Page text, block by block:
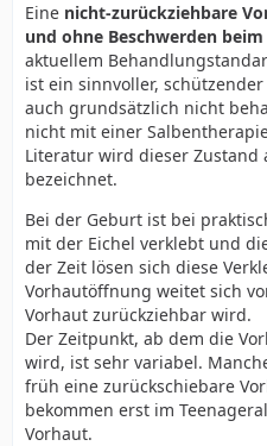
Eine nicht-zurückziehbare
und ohne Beschwerden
aktuellem
ist ein sinnvoller,
auch grundsätzlich nicht
nicht mit einer
Literatur wird dieser Zustand
bezeichnet.
Bei der Geburt ist bei
mit der Eichel verklebt und
der Zeit lösen sich diese
Vorhautöffnung weitet sich
Vorhaut zurückziehbar wird.
Der Zeitpunkt, ab dem die
wird, ist sehr variabel.
früh eine zurückschiebare
bekommen erst im
Vorhaut.